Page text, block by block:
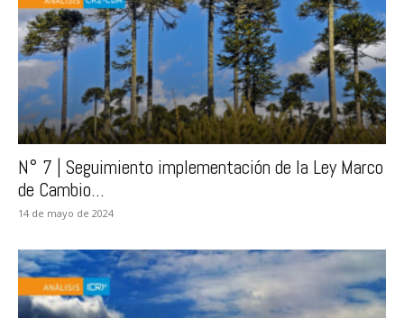
N° 7 | Seguimiento implementación de la Ley Marco
de Cambio...
14 de mayo de 2024